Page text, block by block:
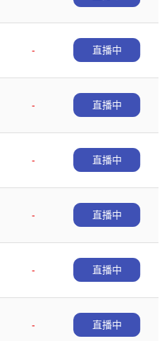
-
直播中
-
直播中
-
直播中
-
直播中
-
直播中
-
直播中